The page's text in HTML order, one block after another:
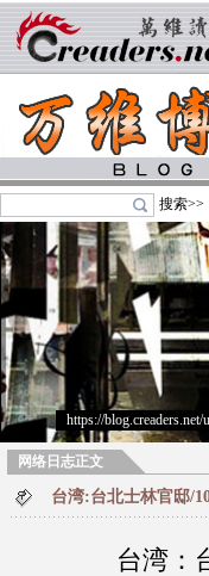
搜索>>
https://blog.creaders.net/
网络日志正文
台湾:台北士林官邸/
台湾：